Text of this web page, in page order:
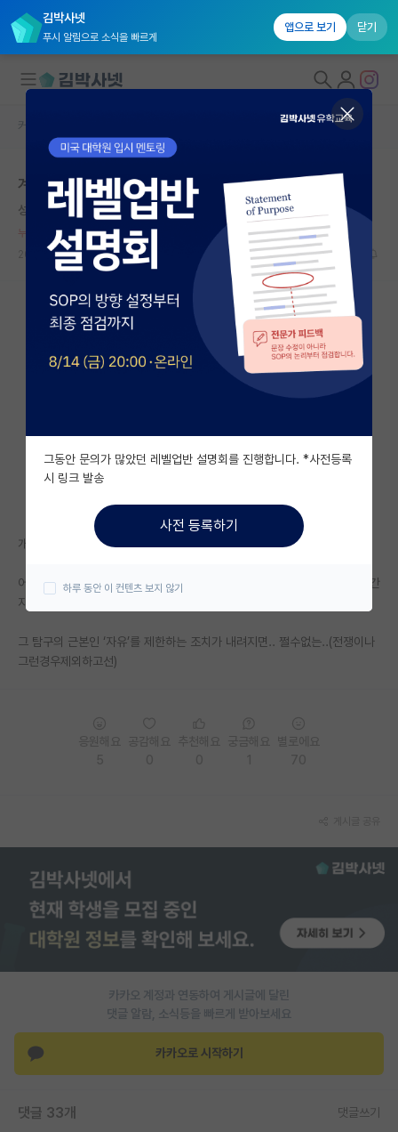
김박사넷
푸시 알림으로 소식을 빠르게
앱으로 보기 닫기
대학원생 모집
국내대학원 정보
연구실&오픈랩
커뮤니티
커뮤니티 홈
전체글보기
베스트 게시판
자유 게시판(아무개랩)
미국 유학 게시판
미국 대학원 합격 후기 게시판
대학원생 모집 게시판
연구실(PI) 홍보 게시판
석박사 채용 정보 게시판
특수/전문대학원 게시판
반도체/AI 게시판
장학금/장학생 게시판
학술 정보 게시판
커리어
유학교육
커뮤니티 홈
계엄령터지면 과학계 단체로 연구 그만둬야
성급한 쇼펜하우어
누적 신고가 20개 이상인 사용자입니다.
2024.12.08
33 13124
개인적생각임
어쨋건 과학이든 사회과학 철학 예술 문학이건 뭐가 옳고 그르냐에대해 인간
지성의 탐구과정 그 자체기때문에
그 탐구의 근본인 ‘자유’를 제한하는 조치가 내려지면.. 쩔수없는..(전쟁이나
그런경우제외하고선)
카카오 계정과 연동하여 게시글에 달린
댓글 알람, 소식등을 빠르게 받아보세요
카카오로 시작하기
댓글 33개 댓글쓰기
그동안 문의가 많았던 레벨업반 설명회를 진행합니다. *사전등록
시 링크 발송
사전 등록하기
하루 동안 이 컨텐츠 보지 않기